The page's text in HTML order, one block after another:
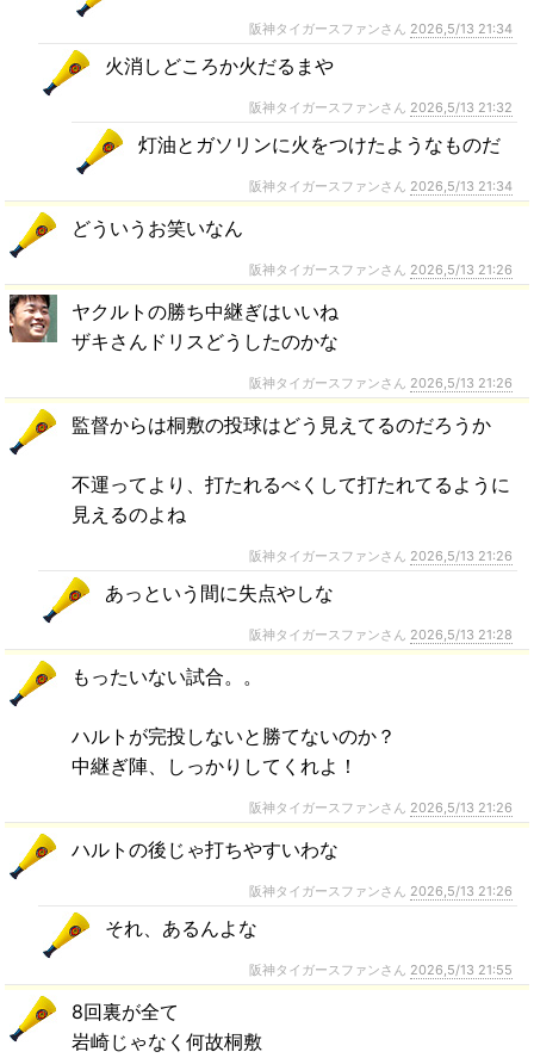
阪神タイガースファンさん 2026,5/13 21:34
火消しどころか火だるまや
阪神タイガースファンさん 2026,5/13 21:32
灯油とガソリンに火をつけたようなものだ
阪神タイガースファンさん 2026,5/13 21:34
どういうお笑いなん
阪神タイガースファンさん 2026,5/13 21:26
ヤクルトの勝ち中継ぎはいいね
ザキさんドリスどうしたのかな
阪神タイガースファンさん 2026,5/13 21:26
監督からは桐敷の投球はどう見えてるのだろうか
不運ってより、打たれるべくして打たれてるように
見えるのよね
阪神タイガースファンさん 2026,5/13 21:26
あっという間に失点やしな
阪神タイガースファンさん 2026,5/13 21:28
もったいない試合。。
ハルトが完投しないと勝てないのか？
中継ぎ陣、しっかりしてくれよ！
阪神タイガースファンさん 2026,5/13 21:26
ハルトの後じゃ打ちやすいわな
阪神タイガースファンさん 2026,5/13 21:26
それ、あるんよな
阪神タイガースファンさん 2026,5/13 21:55
8回裏が全て
岩崎じゃなく何故桐敷